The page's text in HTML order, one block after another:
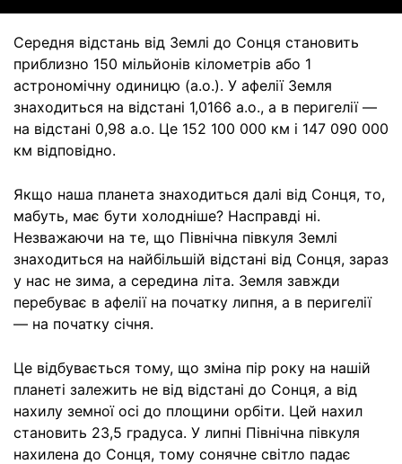
Середня відстань від Землі до Сонця становить
приблизно 150 мільйонів кілометрів або 1
астрономічну одиницю (а.о.). У афелії Земля
знаходиться на відстані 1,0166 а.о., а в перигелії —
на відстані 0,98 а.о. Це 152 100 000 км і 147 090 000
км відповідно.
Якщо наша планета знаходиться далі від Сонця, то,
мабуть, має бути холодніше? Насправді ні.
Незважаючи на те, що Північна півкуля Землі
знаходиться на найбільшій відстані від Сонця, зараз
у нас не зима, а середина літа. Земля завжди
перебуває в афелії на початку липня, а в перигелії
— на початку січня.
Це відбувається тому, що зміна пір року на нашій
планеті залежить не від відстані до Сонця, а від
нахилу земної осі до площини орбіти. Цей нахил
становить 23,5 градуса. У липні Північна півкуля
нахилена до Сонця, тому сонячне світло падає